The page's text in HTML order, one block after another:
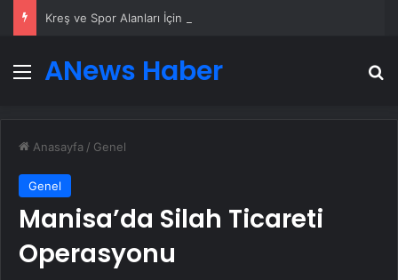
Kreş ve Spor Alanları İçin Profesyonel Zemin Çözümleri
MenüANews Haber
Anasayfa / Genel
Genel
Manisa’da Silah Ticareti
Operasyonu